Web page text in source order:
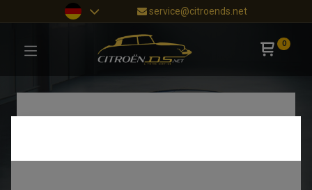
service@citroends.net
0